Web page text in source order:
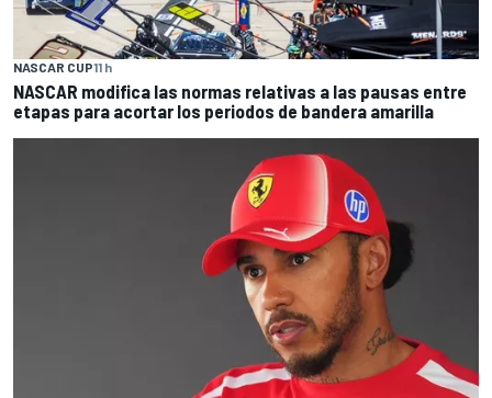
NASCAR CUP11 h
NASCAR modifica las normas relativas a las pausas entre
etapas para acortar los periodos de bandera amarilla